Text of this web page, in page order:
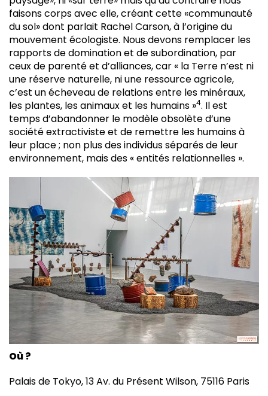
faisons corps avec elle, créant cette «communauté
du sol» dont parlait Rachel Carson, à l’origine du
mouvement écologiste. Nous devons remplacer les
rapports de domination et de subordination, par
ceux de parenté et d’alliances, car « la Terre n’est ni
une réserve naturelle, ni une ressource agricole,
c’est un écheveau de relations entre les minéraux,
les plantes, les animaux et les humains »4. Il est
temps d’abandonner le modèle obsolète d’une
société extractiviste et de remettre les humains à
leur place ; non plus des individus séparés de leur
environnement, mais des « entités relationnelles ».
Où ?
Palais de Tokyo, 13 Av. du Présent Wilson, 75116 Paris